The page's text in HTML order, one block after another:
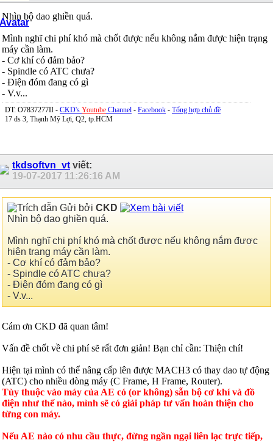
Nhìn bộ dao ghiền quá.
Mình nghĩ chi phí khó mà chốt được nếu không nắm được hiện trạng
máy cần làm.
- Cơ khí có đảm bảo?
- Spindle có ATC chưa?
- Điện đóm đang có gì
- V.v...
DT: O7837277II - CKD's Youtube Channel - Facebook - Tổng hợp chủ đề
17 ds 3, Thạnh Mỹ Lợi, Q2, tp.HCM
tkdsoftvn_vt viết:
19-07-2017 11:26:16 AM
Gửi bởi CKD
Nhìn bộ dao ghiền quá.
Mình nghĩ chi phí khó mà chốt được nếu không nắm được
hiện trạng máy cần làm.
- Cơ khí có đảm bảo?
- Spindle có ATC chưa?
- Điện đóm đang có gì
- V.v...
Cám ơn CKD đã quan tâm!
Vấn đề chốt về chi phí sẽ rất đơn giản! Bạn chỉ cần: Thiện chí!
Hiện tại mình có thể nâng cấp lên được MACH3 có thay dao tự động
(ATC) cho nhiều dòng máy (C Frame, H Frame, Router).
Tùy thuộc vào máy của AE có (or không) sẵn bộ cơ khí và đồ
điện như thế nào, mình sẽ có giải pháp tư vấn hoàn thiện cho
từng con máy.
Nếu AE nào có nhu cầu thực, đừng ngần ngại liên lạc trực tiếp,